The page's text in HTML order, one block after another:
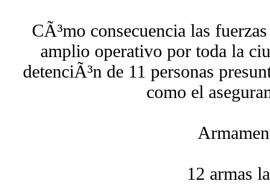
CÃ³mo consecuencia las
amplio operativo por toda la
detenciÃ³n de 11 personas
como el
12 armas